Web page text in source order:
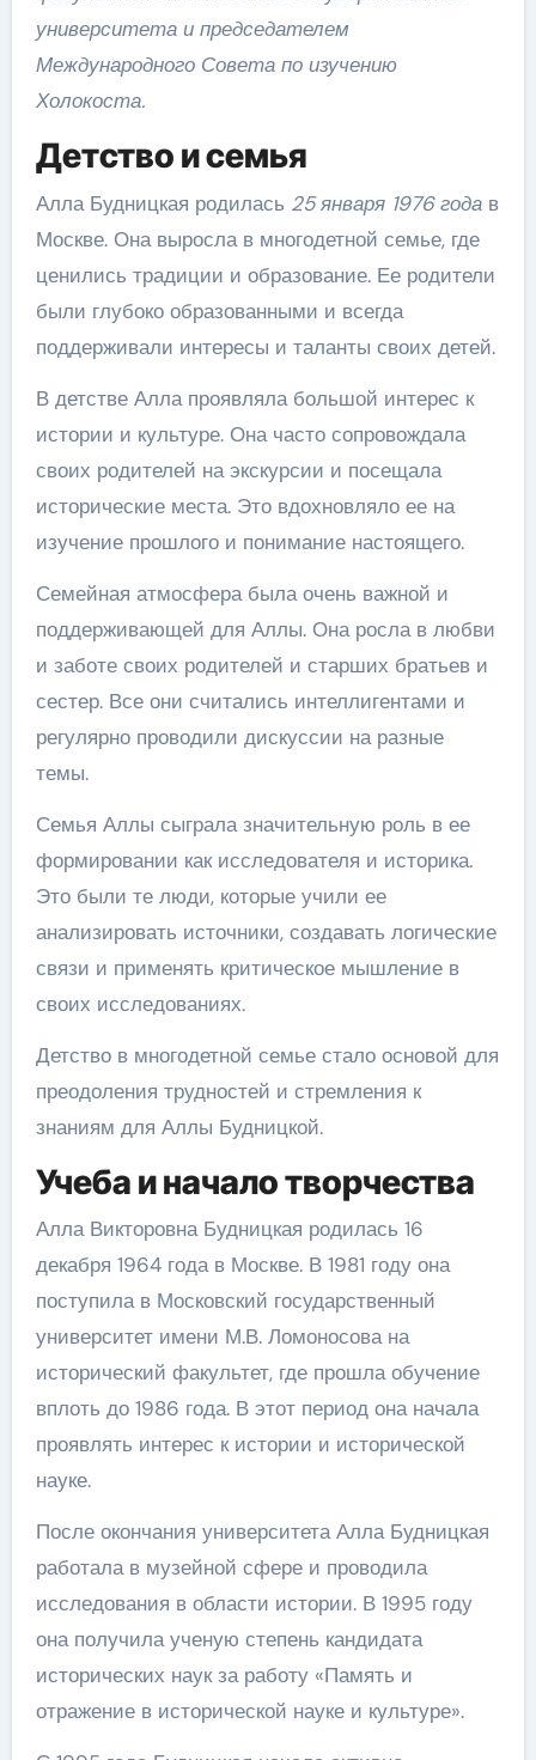
университета и председателем
Международного Совета по изучению
Холокоста.
Детство и семья
Алла Будницкая родилась 25 января 1976 годав
Москве. Она выросла в многодетной семье, где
ценились традиции и образование. Ее родители
были глубоко образованными и всегда
поддерживали интересы и таланты своих детей.
В детстве Алла проявляла большой интерес к
истории и культуре. Она часто сопровождала
своих родителей на экскурсии и посещала
исторические места. Это вдохновляло ее на
изучение прошлого и понимание настоящего.
Семейная атмосфера была очень важной и
поддерживающей для Аллы. Она росла в любви
и заботе своих родителей и старших братьев и
сестер. Все они считались интеллигентами и
регулярно проводили дискуссии на разные
темы.
Семья Аллы сыграла значительную роль в ее
формировании как исследователя и историка.
Это были те люди, которые учили ее
анализировать источники, создавать логические
связи и применять критическое мышление в
своих исследованиях.
Детство в многодетной семье стало основой для
преодоления трудностей и стремления к
знаниям для Аллы Будницкой.
Учеба и начало творчества
Алла Викторовна Будницкая родилась 16
декабря 1964 года в Москве. В 1981 году она
поступила в Московский государственный
университет имени М.В. Ломоносова на
исторический факультет, где прошла обучение
вплоть до 1986 года. В этот период она начала
проявлять интерес к истории и исторической
науке.
После окончания университета Алла Будницкая
работала в музейной сфере и проводила
исследования в области истории. В 1995 году
она получила ученую степень кандидата
исторических наук за работу «Память и
отражение в исторической науке и культуре».